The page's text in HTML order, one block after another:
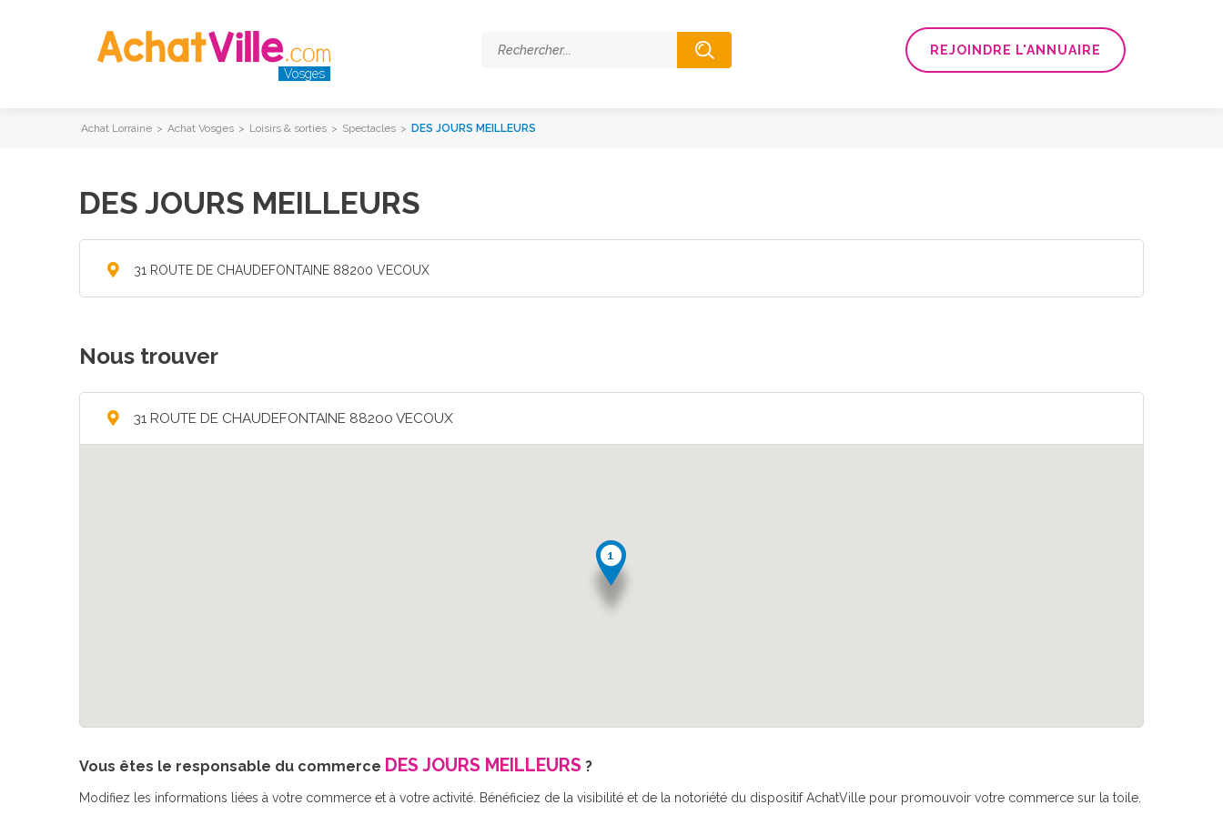
Vosges
REJOINDRE L'ANNUAIRE
Achat Lorraine > Achat Vosges > Loisirs & sorties > Spectacles > DES JOURS MEILLEURS
DES JOURS MEILLEURS
31 ROUTE DE CHAUDEFONTAINE 88200 VECOUX
Nous trouver
31 ROUTE DE CHAUDEFONTAINE 88200 VECOUX
Vous êtes le responsable du commerce DES JOURS MEILLEURS ?
Modifiez les informations liées à votre commerce et à votre activité. Bénéficiez de la visibilité et de la notoriété du dispositif AchatVille pour promouvoir votre commerce sur la toile.